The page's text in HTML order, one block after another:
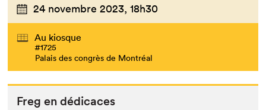
24 novembre 2023, 18h30
Au kiosque
#1725
Palais des congrès de Montréal
Freg en dédicaces